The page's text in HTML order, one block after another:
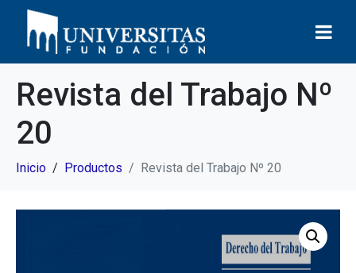
Revista del Trabajo Nº
20
Inicio Productos Revista del Trabajo Nº 20